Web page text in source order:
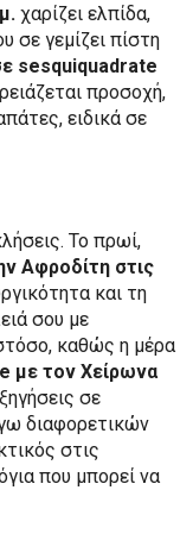
χαρίζει ελπίδα,
σε γεμίζει πίστη
sesquiquadrate
προσοχή,
ειδικά σε
Το πρωί,
Αφροδίτη στις
και τη
σου με
καθώς η μέρα
με τον Χείρωνα
σε
διαφορετικών
στις
που μπορεί να